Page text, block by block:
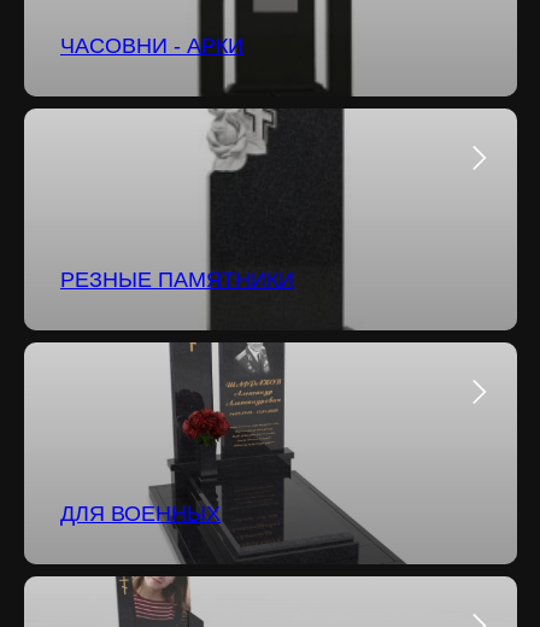
ЧАСОВНИ - АРКИ
РЕЗНЫЕ ПАМЯТНИКИ
ДЛЯ ВОЕННЫХ